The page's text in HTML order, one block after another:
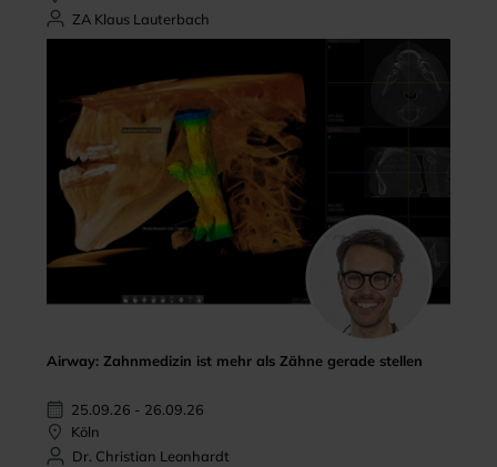
ZA Klaus Lauterbach
Airway: Zahnmedizin ist mehr als Zähne gerade stellen
25.09.26 - 26.09.26
Köln
Dr. Christian Leonhardt